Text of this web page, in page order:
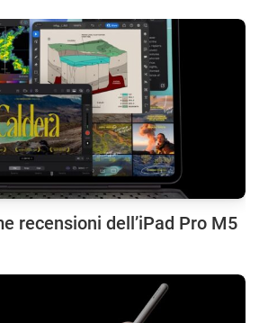
recensioni dell’iPad Pro M5